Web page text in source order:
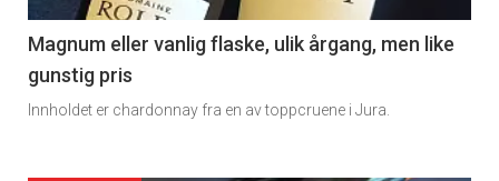
3
Magnum eller vanlig flaske, ulik årgang, men like
gunstig pris
Innholdet er chardonnay fra en av toppcruene i Jura.